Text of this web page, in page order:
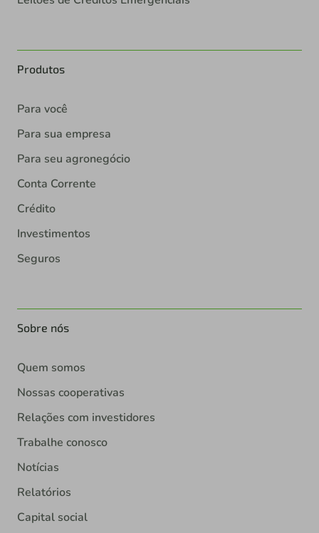
Produtos
Para você
Para sua empresa
Para seu agronegócio
Conta Corrente
Crédito
Investimentos
Seguros
Sobre nós
Quem somos
Nossas cooperativas
Relações com investidores
Trabalhe conosco
Notícias
Relatórios
Capital social